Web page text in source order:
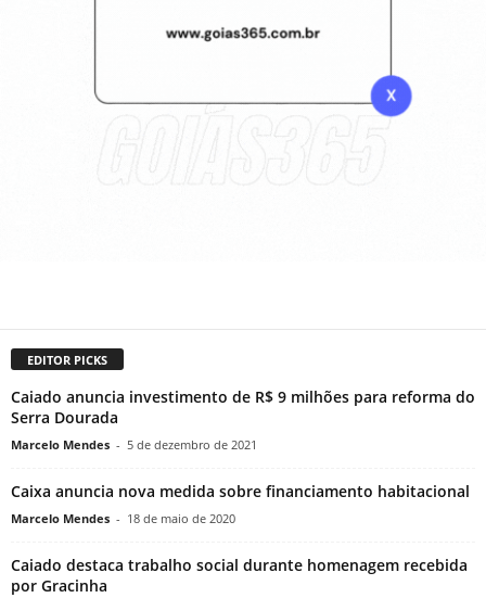
EDITOR PICKS
Caiado anuncia investimento de R$ 9 milhões para reforma do
Serra Dourada
Marcelo Mendes - 5 de dezembro de 2021
Caixa anuncia nova medida sobre financiamento habitacional
Marcelo Mendes - 18 de maio de 2020
Caiado destaca trabalho social durante homenagem recebida
por Gracinha